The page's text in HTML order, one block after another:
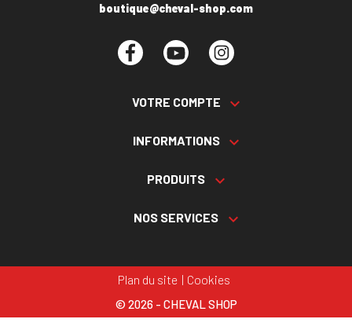
boutique@cheval-shop.com
Facebook YouTube
VOTRE COMPTE 
INFORMATIONS 
PRODUITS 
NOS SERVICES 
Plan du site Cookies
© 2026 - CHEVAL SHOP